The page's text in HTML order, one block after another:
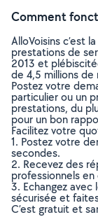
Comment
AlloVoisins c’est
prestations de
2013 et
de 4,5 millions
Postez votre
particulier ou un
prestations, du
pour un bon
Facilitez votre
1. Postez votre
secondes.
2. Recevez des
professionnels
3. Echangez
sécurisée et
C’est gratuit et